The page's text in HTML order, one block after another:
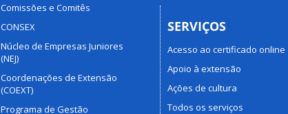
Comissões e Comitês
CONSEX
Núcleo de Empresas Juniores
(NEJ)
Coordenações de Extensão
(COEXT)
Programa de Gestão
SERVIÇOS
Acesso ao certificado online
Apoio à extensão
Ações de cultura
Todos os serviços